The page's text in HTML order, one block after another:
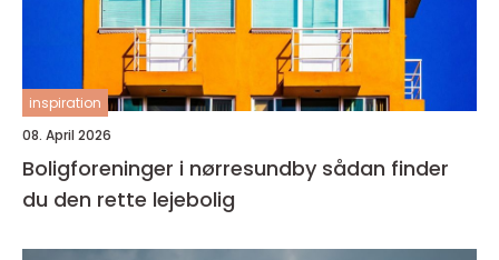
inspiration
08. April 2026
Boligforeninger i nørresundby sådan finder
du den rette lejebolig